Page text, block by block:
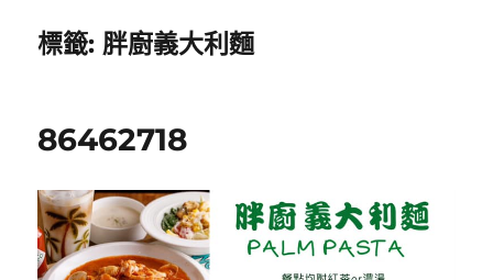
標籤: 胖廚義大利麵
86462718